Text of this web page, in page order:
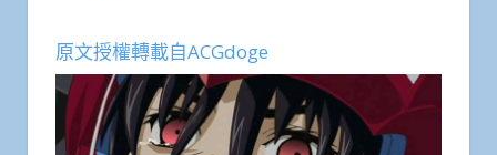
原文授權轉載自ACGdoge